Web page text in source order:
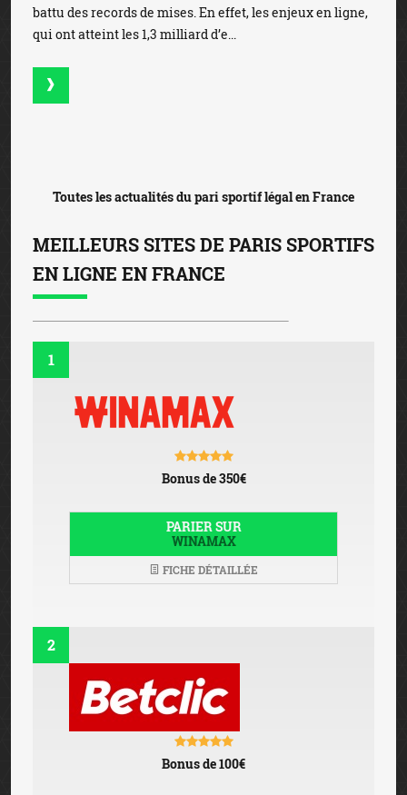
battu des records de mises. En effet, les enjeux en ligne,
qui ont atteint les 1,3 milliard d’e...
Toutes les actualités du pari sportif légal en France
MEILLEURS SITES DE PARIS SPORTIFS
EN LIGNE EN FRANCE
1
Bonus de 350€
PARIER SUR
WINAMAX
FICHE DÉTAILLÉE
2
Bonus de 100€